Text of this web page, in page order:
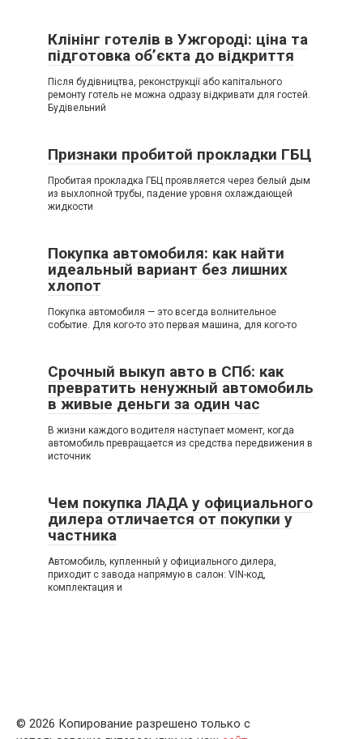
Клінінг готелів в Ужгороді: ціна та
підготовка об’єкта до відкриття
Після будівництва, реконструкції або капітального
ремонту готель не можна одразу відкривати для гостей.
Будівельний
Признаки пробитой прокладки ГБЦ
Пробитая прокладка ГБЦ проявляется через белый дым
из выхлопной трубы, падение уровня охлаждающей
жидкости
Покупка автомобиля: как найти
идеальный вариант без лишних
хлопот
Покупка автомобиля — это всегда волнительное
событие. Для кого-то это первая машина, для кого-то
Срочный выкуп авто в СПб: как
превратить ненужный автомобиль
в живые деньги за один час
В жизни каждого водителя наступает момент, когда
автомобиль превращается из средства передвижения в
источник
Чем покупка ЛАДА у официального
дилера отличается от покупки у
частника
Автомобиль, купленный у официального дилера,
приходит с завода напрямую в салон: VIN-код,
комплектация и
© 2026 Копирование разрешено только с